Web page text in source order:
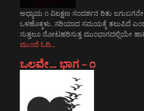
ಅಧ್ಯಾಯ ೧ ವಿಲಕ್ಷಣ ಸಂದರ್ಶನ ರಿತು
ಒಳಹೊಕ್ಕಳು. ಸರಿಯಾದ ಸಮಯಕ್ಕೆ ತಲುಪಿದೆ
ಸುತ್ತಲೂ ನೋಟಹರಿಸುತ್ತ ಮುಂಭಾಗದಲ್ಲಿಯೇ
ಮುಂದೆ ಓದಿ…
ಒಲವೇ… ಭಾಗ – ೧